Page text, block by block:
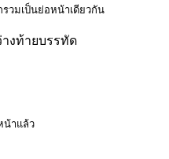
มเป็นย่อหน้าเดียวกัน
งท้ายบรรทัด
าแล้ว